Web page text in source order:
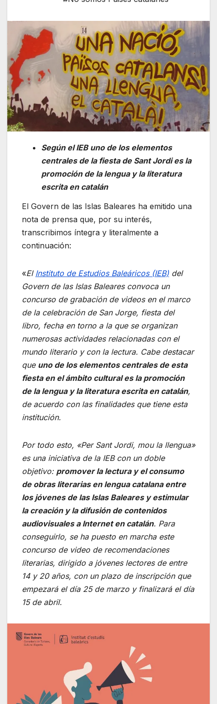
Según el IEB uno de los elementos
centrales de la fiesta de Sant Jordi es la
promoción de la lengua y la literatura
escrita en catalán
El Govern de las Islas Baleares ha emitido una
nota de prensa que, por su interés,
transcribimos íntegra y literalmente a
continuación:
«El Instituto de Estudios Baleáricos (IEB) del
Govern de las Islas Baleares convoca un
concurso de grabación de videos en el marco
de la celebración de San Jorge, fiesta del
libro, fecha en torno a la que se organizan
numerosas actividades relacionadas con el
mundo literario y con la lectura. Cabe destacar
que uno de los elementos centrales de esta
fiesta en el ámbito cultural es la promoción
de la lengua y la literatura escrita en catalán,
de acuerdo con las finalidades que tiene esta
institución.
Por todo esto, «Per Sant Jordi, mou la llengua»
es una iniciativa de la IEB con un doble
objetivo: promover la lectura y el consumo
de obras literarias en lengua catalana entre
los jóvenes de las Islas Baleares y estimular
la creación y la difusión de contenidos
audiovisuales a Internet en catalán. Para
conseguirlo, se ha puesto en marcha este
concurso de video de recomendaciones
literarias, dirigido a jóvenes lectores de entre
14 y 20 años, con un plazo de inscripción que
empezará el día 25 de marzo y finalizará el día
15 de abril.